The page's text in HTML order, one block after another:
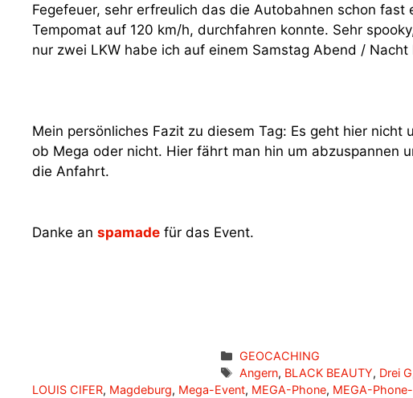
Fegefeuer, sehr erfreulich das die Autobahnen schon
Tempomat auf 120 km/h, durchfahren konnte. Sehr
nur zwei LKW habe ich auf einem Samstag Abend /
Mein persönliches Fazit zu diesem Tag: Es geht hier
ob Mega oder nicht. Hier fährt man hin um abzuspannen
die Anfahrt.
Danke an spamade für das Event.
Kategorien
GEOCACHING
Schlagwörter
Angern, BLACK BEAUTY, Drei G
LOUIS CIFER, Magdeburg, Mega-Event, MEGA-Phone, MEGA-